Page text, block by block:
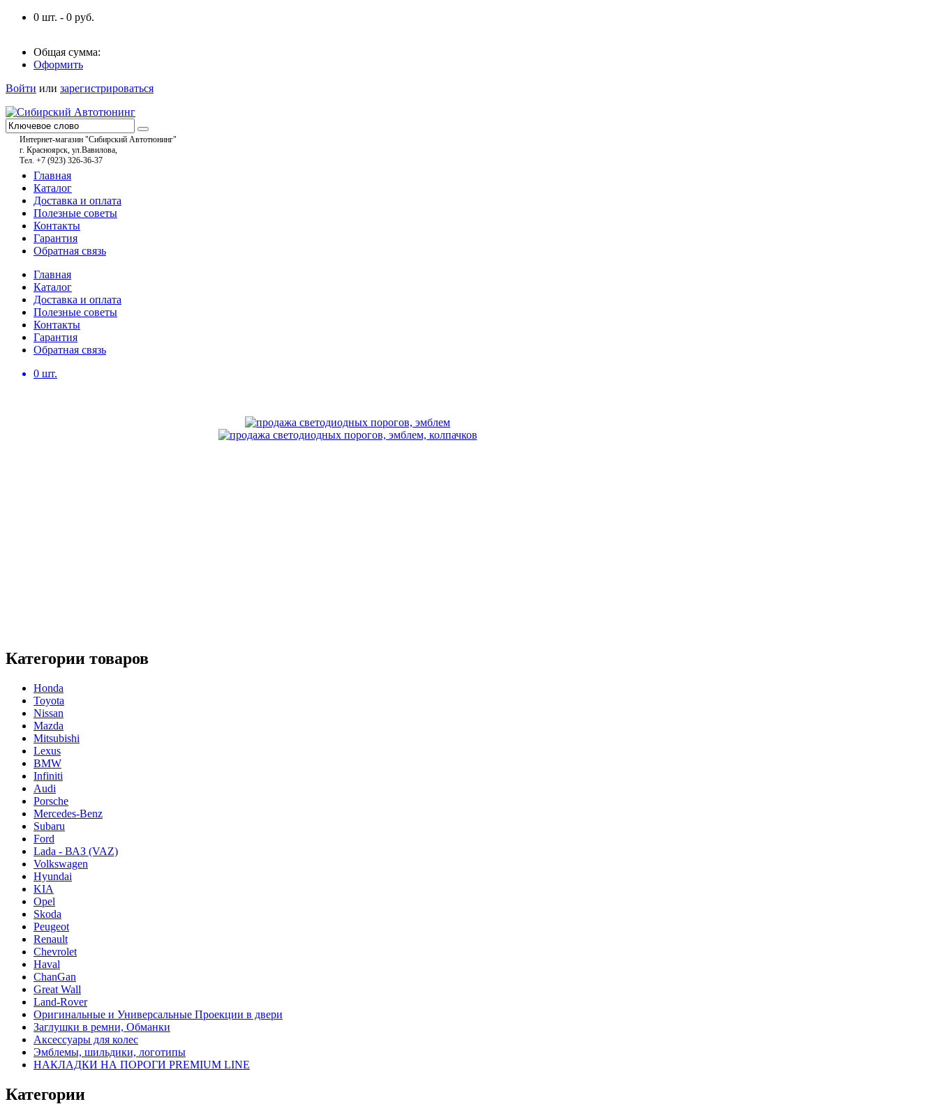
0 шт. - 0 руб.
Общая сумма:
Оформить
Войти или зарегистрироваться
Интернет-магазин "Сибирский Автотюнинг"
г. Красноярск, ул.Вавилова,
Тел. +7 (923) 326-36-37
Главная
Каталог
Доставка и оплата
Полезные советы
Контакты
Гарантия
Обратная связь
Главная
Каталог
Доставка и оплата
Полезные советы
Контакты
Гарантия
Обратная связь
0 шт.
Категории товаров
Honda
Toyota
Nissan
Mazda
Mitsubishi
Lexus
BMW
Infiniti
Audi
Porsche
Mercedes-Benz
Subaru
Ford
Lada - ВАЗ (VAZ)
Volkswagen
Hyundai
KIA
Opel
Skoda
Peugeot
Renault
Chevrolet
Haval
ChanGan
Great Wall
Land-Rover
Оригинальные и Универсальные Проекции в двери
Заглушки в ремни, Обманки
Аксессуары для колес
Эмблемы, шильдики, логотипы
НАКЛАДКИ НА ПОРОГИ PREMIUM LINE
Категории